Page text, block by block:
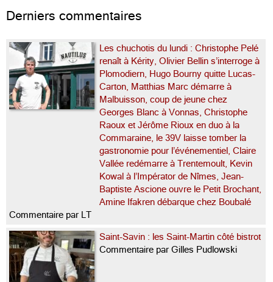
Derniers commentaires
Les chuchotis du lundi : Christophe Pelé
renaît à Kérity, Olivier Bellin s’interroge à
Plomodiern, Hugo Bourny quitte Lucas-
Carton, Matthias Marc démarre à
Malbuisson, coup de jeune chez
Georges Blanc à Vonnas, Christophe
Raoux et Jérôme Rioux en duo à la
Commaraine, le 39V laisse tomber la
gastronomie pour l’événementiel, Claire
Vallée redémarre à Trentemoult, Kevin
Kowal à l’Impérator de Nîmes, Jean-
Baptiste Ascione ouvre le Petit Brochant,
Amine Ifakren débarque chez Boubalé
Commentaire par LT
Saint-Savin : les Saint-Martin côté bistrot
Commentaire par Gilles Pudlowski